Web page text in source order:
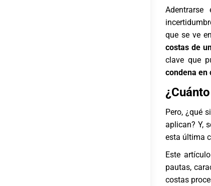
que se ve
costas de
clave que
condena en
Pero, ¿qué
aplican? Y,
esta última
Este
pautas,
costas